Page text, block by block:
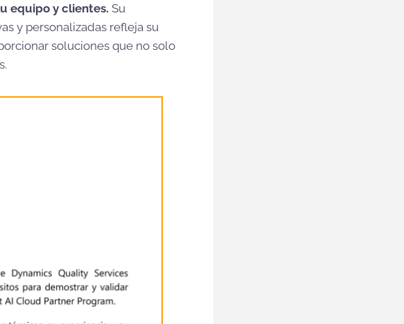
equipo y clientes. Su
y personalizadas refleja su
soluciones que no solo